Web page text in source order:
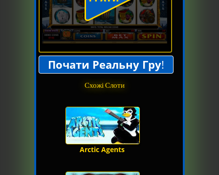
Почати Реальну Гру!
Схожі Слоти
Arctic Agents